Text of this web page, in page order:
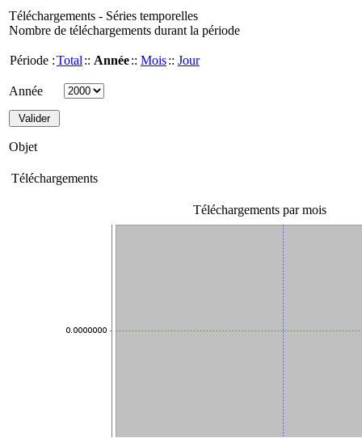
Téléchargements - Séries temporelles
Nombre de téléchargements durant la période
Période :Total :: Année:: Mois:: Jour
Année
Objet
Téléchargements
Téléchargements par mois